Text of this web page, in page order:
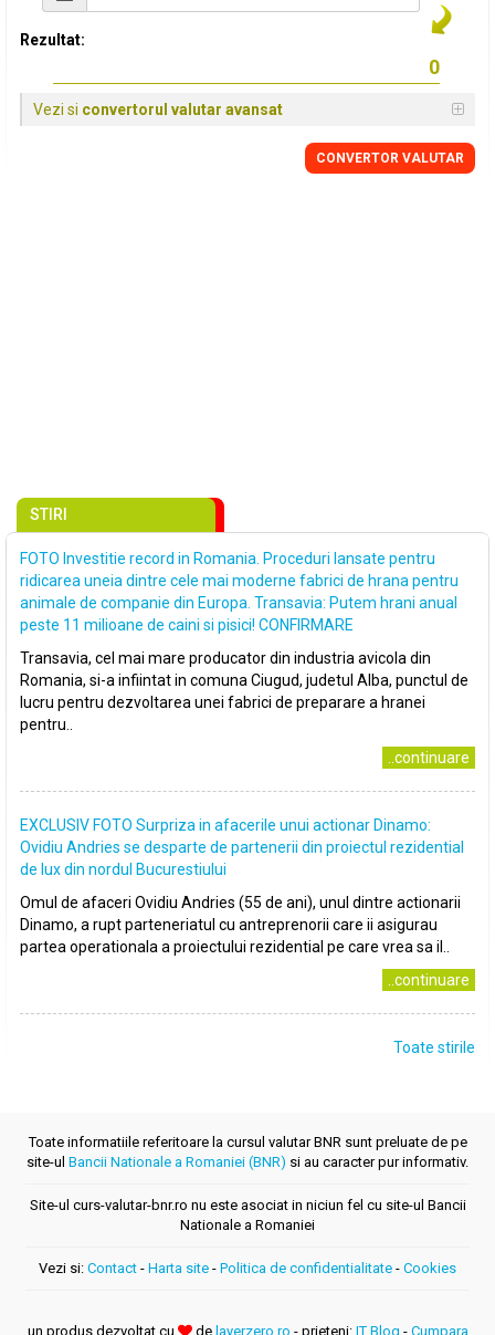
Rezultat:
Vezi si convertorul valutar avansat
CONVERTOR VALUTAR
STIRI
FOTO Investitie record in Romania. Proceduri lansate pentru
ridicarea uneia dintre cele mai moderne fabrici de hrana pentru
animale de companie din Europa. Transavia: Putem hrani anual
peste 11 milioane de caini si pisici! CONFIRMARE
Transavia, cel mai mare producator din industria avicola din
Romania, si-a infiintat in comuna Ciugud, judetul Alba, punctul de
lucru pentru dezvoltarea unei fabrici de preparare a hranei
pentru..
..continuare
EXCLUSIV FOTO Surpriza in afacerile unui actionar Dinamo:
Ovidiu Andries se desparte de partenerii din proiectul rezidential
de lux din nordul Bucurestiului
Omul de afaceri Ovidiu Andries (55 de ani), unul dintre actionarii
Dinamo, a rupt parteneriatul cu antreprenorii care ii asigurau
partea operationala a proiectului rezidential pe care vrea sa il..
..continuare
Toate stirile
Toate informatiile referitoare la cursul valutar BNR sunt preluate de pe
site-ul Bancii Nationale a Romaniei (BNR) si au caracter pur informativ.
Site-ul curs-valutar-bnr.ro nu este asociat in niciun fel cu site-ul Bancii
Nationale a Romaniei
Vezi si: Contact - Harta site - Politica de confidentialitate - Cookies
un produs dezvoltat cu de layerzero.ro - prieteni: IT Blog - Cumpara